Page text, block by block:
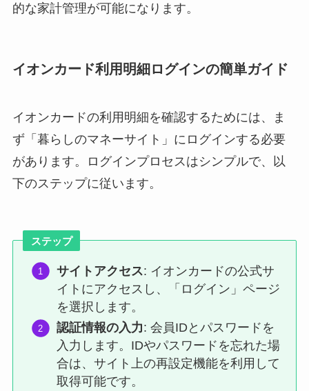
的な家計管理が可能になります。
イオンカード利用明細ログインの簡単ガイド
イオンカードの利用明細を確認するためには、ま
ず「暮らしのマネーサイト」にログインする必要
があります。ログインプロセスはシンプルで、以
下のステップに従います。
ステップ
サイトアクセス: イオンカードの公式サ
イトにアクセスし、「ログイン」ページ
を選択します。
認証情報の入力: 会員IDとパスワードを
入力します。IDやパスワードを忘れた場
合は、サイト上の再設定機能を利用して
取得可能です。